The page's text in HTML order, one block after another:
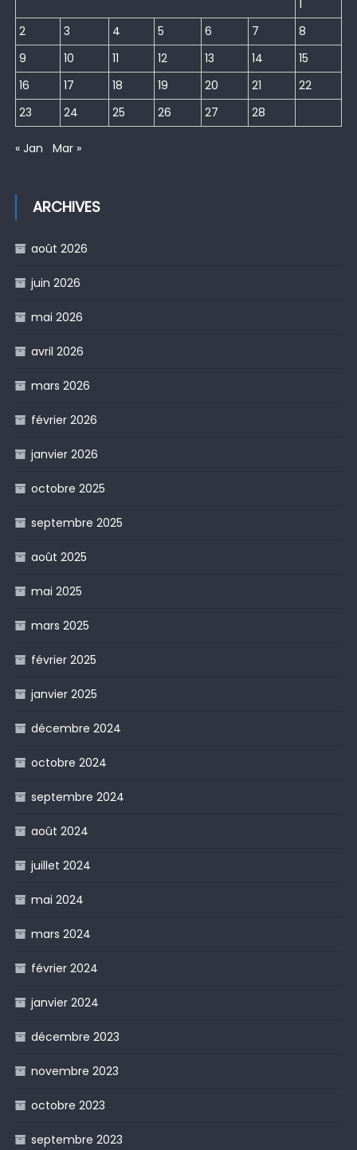
1
2
3 4 5 6 7
8
9
10 11 12 13 14
15
16
17 18 19 20 21
22
23
24 25 26 27 28
« Jan Mar »
ARCHIVES
août 2026
juin 2026
mai 2026
avril 2026
mars 2026
février 2026
janvier 2026
octobre 2025
septembre 2025
août 2025
mai 2025
mars 2025
février 2025
janvier 2025
décembre 2024
octobre 2024
septembre 2024
août 2024
juillet 2024
mai 2024
mars 2024
février 2024
janvier 2024
décembre 2023
novembre 2023
octobre 2023
septembre 2023